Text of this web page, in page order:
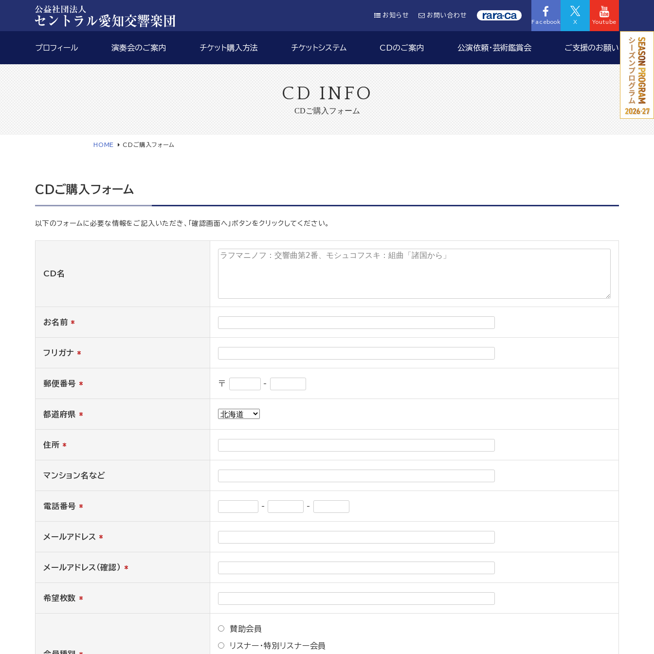
お知らせ お問い合わせ
Facebook X Youtube
プロフィール 演奏会のご案内 チケット購入方法 チケットシステム CDのご案内 公演依頼・芸術鑑賞会 ご支援のお願い
CD INFO
CDご購入フォーム
HOME CDご購入フォーム
CDご購入フォーム
以下のフォームに必要な情報をご記入いただき、「確認画面へ」ボタンをクリックしてください。
CD名
お名前 *
フリガナ *
郵便番号 * 〒 -
都道府県 *
住所 *
マンション名など
電話番号 * - -
メールアドレス *
メールアドレス（確認） *
希望枚数 *
賛助会員
リスナー・特別リスナー会員